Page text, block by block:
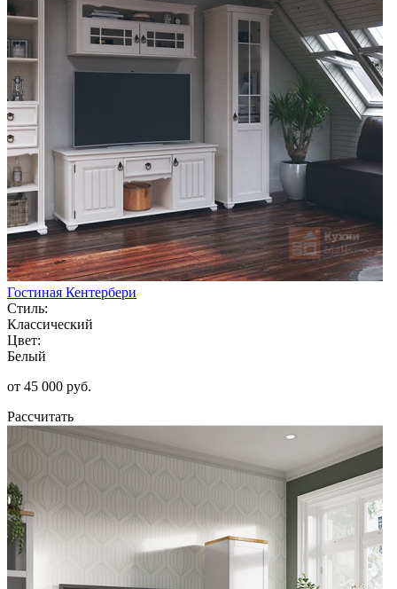
Гостиная Кентербери
Стиль:
Классический
Цвет:
Белый
от 45 000 руб.
Рассчитать